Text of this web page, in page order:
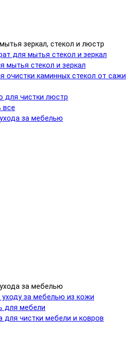
зеркал, стекол и люстр
для мытья стекол и зеркал
мытья стекол и зеркал
очистки каминных стекол от сажи
для чистки люстр
все
за мебелью
за мебелью
уходу за мебелью из кожи
для мебели
для чистки мебели и ковров